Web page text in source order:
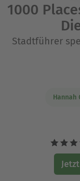
1000
Stadtführer
Hannah